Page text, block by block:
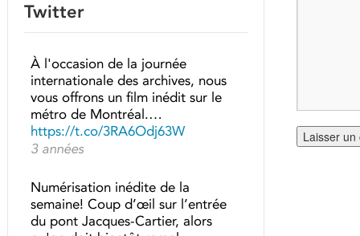
Twitter
À l'occasion de la journée
internationale des archives, nous
vous offrons un film inédit sur le
métro de Montréal.…
https://t.co/3RA6Odj63W
3 années
Numérisation inédite de la
semaine! Coup d’œil sur l’entrée
du pont Jacques-Cartier, alors